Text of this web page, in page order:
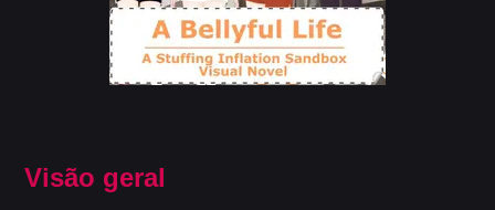
Visão geral